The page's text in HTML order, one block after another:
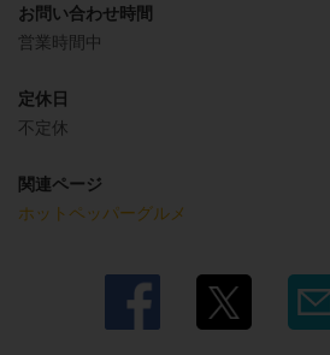
お問い合わせ時間
営業時間中
定休日
不定休
関連ページ
ホットペッパーグルメ